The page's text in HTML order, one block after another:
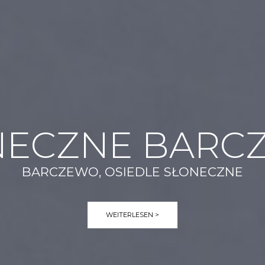
BARCZEWO, OSIEDLE SŁONECZNE
WEITERLESEN >